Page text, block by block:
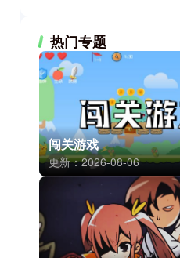
热门专题
闯关游戏
更新：2026-08-06